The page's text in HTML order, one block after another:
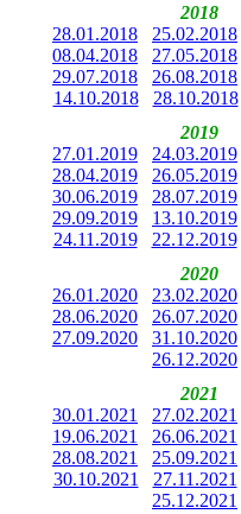
2018
28.01.2018
25.02.2018
08.04.2018
27.05.2018
29.07.2018
26.08.2018
14.10.2018
28.10.2018
2019
27.01.2019
24.03.2019
28.04.2019
26.05.2019
30.06.2019
28.07.2019
29.09.2019
13.10.2019
24.11.2019
22.12.2019
2020
26.01.2020
23.02.2020
28.06.2020
26.07.2020
27.09.2020
31.10.2020
26.12.2020
2021
30.01.2021
27.02.2021
19.06.2021
26.06.2021
28.08.2021
25.09.2021
30.10.2021
27.11.2021
25.12.2021